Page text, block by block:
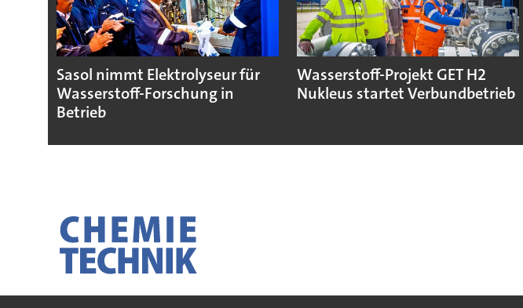
Sasol nimmt Elektrolyseur für
Wasserstoff-Forschung in
Betrieb
Wasserstoff-Projekt GET H2
Nukleus startet Verbundbetrieb